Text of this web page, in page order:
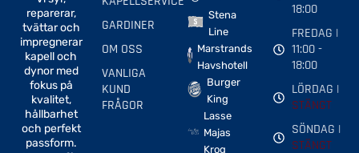
reparerar,
tvättar och
impregnerar
kapell och
dynor med
fokus på
kvalitet,
hållbarhet
och perfekt
passform.
GARDINER
OM OSS
VANLIGA
KUND
FRÅGOR
Stena
Line
Marstrands
Havshotell
Burger
King
Lasse
Majas
Krog
18:00
FREDAG |
11:00 -
18:00
LÖRDAG |
STÄNGT
SÖNDAG |
STÄNGT